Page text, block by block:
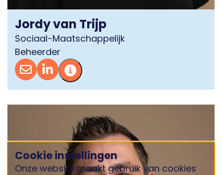
Cookie instellingen
Onze website maakt gebruik van cookies
Jordy van Trijp
Sociaal-Maatschappelijk
Beheerder